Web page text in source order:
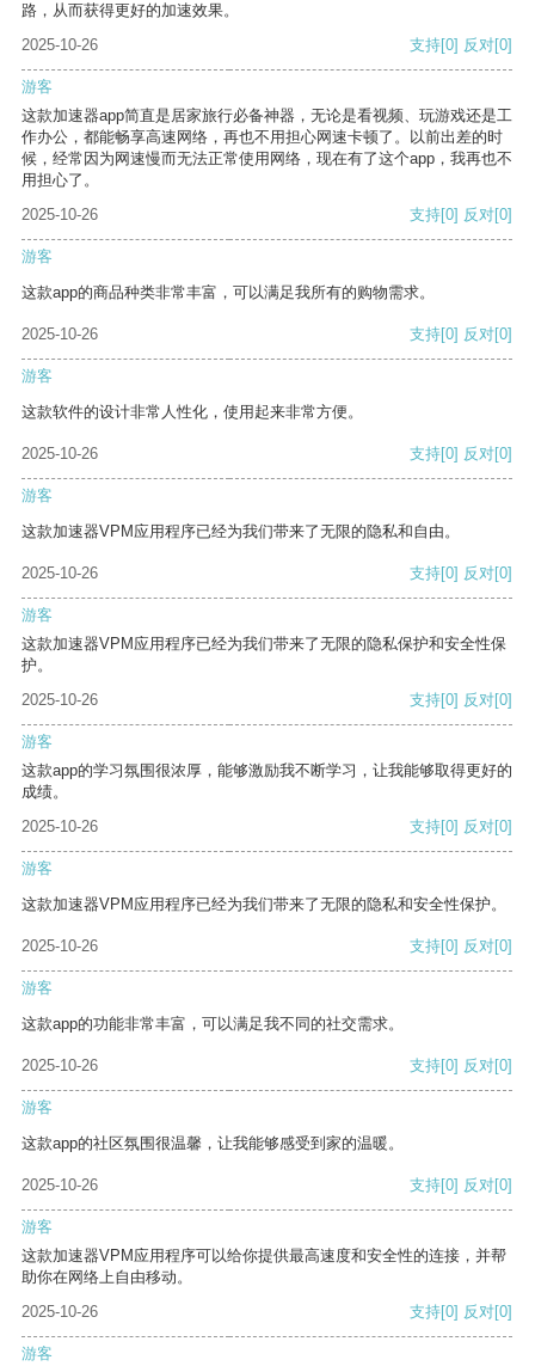
路，从而获得更好的加速效果。
2025-10-26
支持[0] 反对[0]
游客
这款加速器app简直是居家旅行必备神器，无论是看视频、玩游戏还是工
作办公，都能畅享高速网络，再也不用担心网速卡顿了。以前出差的时
候，经常因为网速慢而无法正常使用网络，现在有了这个app，我再也不
用担心了。
2025-10-26
支持[0] 反对[0]
游客
这款app的商品种类非常丰富，可以满足我所有的购物需求。
2025-10-26 支持[0] 反对[0]
游客
这款软件的设计非常人性化，使用起来非常方便。
2025-10-26 支持[0] 反对[0]
游客
这款加速器VPM应用程序已经为我们带来了无限的隐私和自由。
2025-10-26 支持[0] 反对[0]
游客
这款加速器VPM应用程序已经为我们带来了无限的隐私保护和安全性保
护。
2025-10-26
支持[0] 反对[0]
游客
这款app的学习氛围很浓厚，能够激励我不断学习，让我能够取得更好的
成绩。
2025-10-26
支持[0] 反对[0]
游客
这款加速器VPM应用程序已经为我们带来了无限的隐私和安全性保护。
2025-10-26 支持[0] 反对[0]
游客
这款app的功能非常丰富，可以满足我不同的社交需求。
2025-10-26 支持[0] 反对[0]
游客
这款app的社区氛围很温馨，让我能够感受到家的温暖。
2025-10-26 支持[0] 反对[0]
游客
这款加速器VPM应用程序可以给你提供最高速度和安全性的连接，并帮
助你在网络上自由移动。
2025-10-26
支持[0] 反对[0]
游客